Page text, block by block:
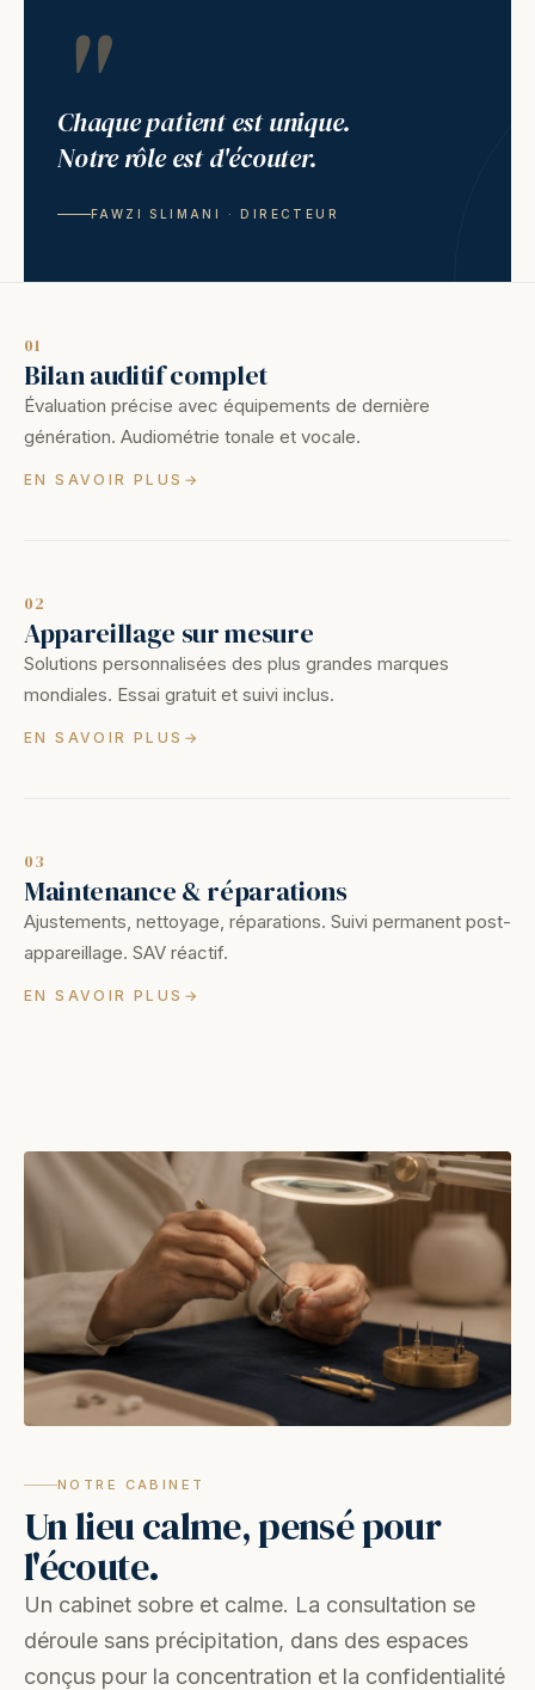
"
Chaque patient est unique.
Notre rôle est d'écouter.
FAWZI SLIMANI · DIRECTEUR
01
Bilan auditif complet
Évaluation précise avec équipements de dernière
génération. Audiométrie tonale et vocale.
EN SAVOIR PLUS
02
Appareillage sur mesure
Solutions personnalisées des plus grandes marques
mondiales. Essai gratuit et suivi inclus.
EN SAVOIR PLUS
03
Maintenance & réparations
Ajustements, nettoyage, réparations. Suivi permanent post-
appareillage. SAV réactif.
EN SAVOIR PLUS
NOTRE CABINET
Un lieu calme, pensé pour
l'écoute.
Un cabinet sobre et calme. La consultation se
déroule sans précipitation, dans des espaces
conçus pour la concentration et la confidentialité